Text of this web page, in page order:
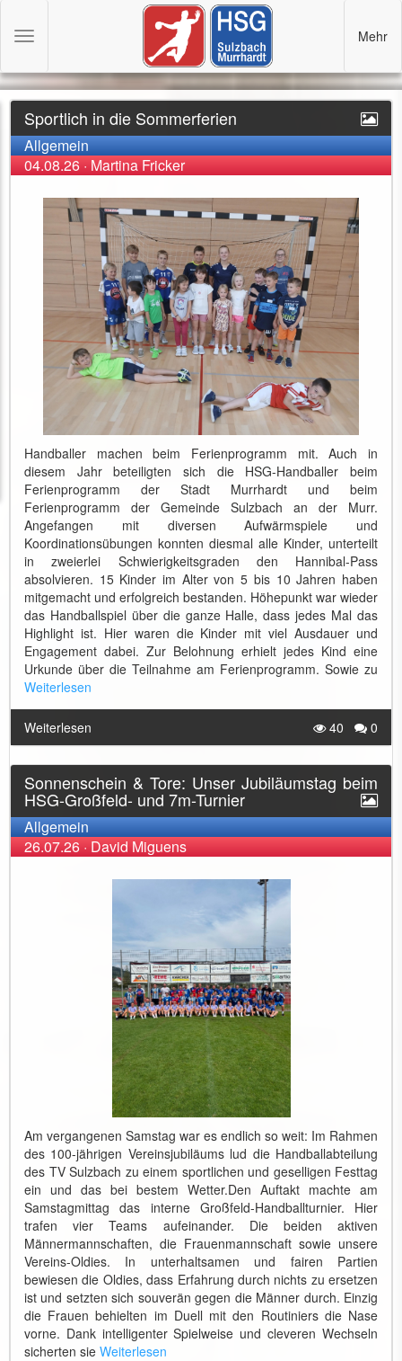
Sportlich in die Sommerferien
Allgemein
04.08.26·Martina Fricker
Handballer machen beim Ferienprogramm mit. Auch in
diesem Jahr beteiligten sich die HSG-Handballer beim
Ferienprogramm der Stadt Murrhardt und beim
Ferienprogramm der Gemeinde Sulzbach an der Murr.
Angefangen mit diversen Aufwärmspiele und
Koordinationsübungen konnten diesmal alle Kinder, unterteilt
in zweierlei Schwierigkeitsgraden den Hannibal-Pass
absolvieren. 15 Kinder im Alter von 5 bis 10 Jahren haben
mitgemacht und erfolgreich bestanden. Höhepunkt war wieder
das Handballspiel über die ganze Halle, dass jedes Mal das
Highlight ist. Hier waren die Kinder mit viel Ausdauer und
Engagement dabei. Zur Belohnung erhielt jedes Kind eine
Urkunde über die Teilnahme am Ferienprogramm. Sowie zu
Weiterlesen
Weiterlesen 40 0
Sonnenschein & Tore: Unser Jubiläumstag beim
HSG-Großfeld- und 7m-Turnier
Allgemein
26.07.26·David Miguens
Am vergangenen Samstag war es endlich so weit: Im Rahmen
des 100-jährigen Vereinsjubiläums lud die Handballabteilung
des TV Sulzbach zu einem sportlichen und geselligen Festtag
ein und das bei bestem Wetter. ​Den Auftakt machte am
Samstagmittag das interne Großfeld-Handballturnier. Hier
trafen vier Teams aufeinander. Die beiden aktiven
Männermannschaften, die Frauenmannschaft sowie unsere
Vereins-Oldies. In unterhaltsamen und fairen Partien
bewiesen die Oldies, dass Erfahrung durch nichts zu ersetzen
ist und setzten sich souverän gegen die Männer durch. Einzig
die Frauen behielten im Duell mit den Routiniers die Nase
vorne. Dank intelligenter Spielweise und cleveren Wechseln
sicherten sie Weiterlesen
Toggle
Mehr